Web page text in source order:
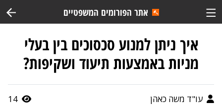
אתר הפורומים המשפטיים
איך ניתן למנוע סכסוכים בין בעלי
מניות באמצעות תיעוד ושקיפות?
עו"ד משה כאהן 14